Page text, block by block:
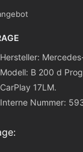
Hersteller:
Modell: B 200 d
CarPlay 17LM.
Interne Nummer: